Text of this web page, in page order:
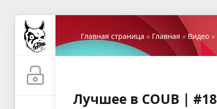
Главная страница » Главная » Видео »
Лучшее в COUB | #18